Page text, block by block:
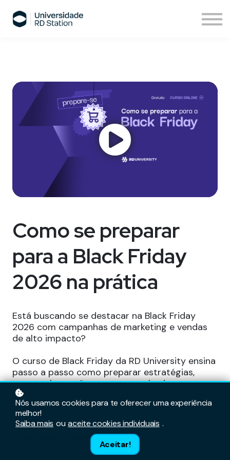
Assinatura de cursos
Como se preparar
para a Black Friday
2026 na prática
Está buscando se destacar na Black Friday
2026 com campanhas de marketing e vendas
de alto impacto?
O curso de Black Friday da RD University ensina
passo a passo como preparar estratégias,
automatizar ações e gerar resultados
comprovados. Tudo com certificado e acesso
flexível.
Inscreva-se gratuitamente
Nós usamos cookies para te oferecer uma experiência
melhor!
Saiba mais ou aceite cookies individuais .
Aceitar!